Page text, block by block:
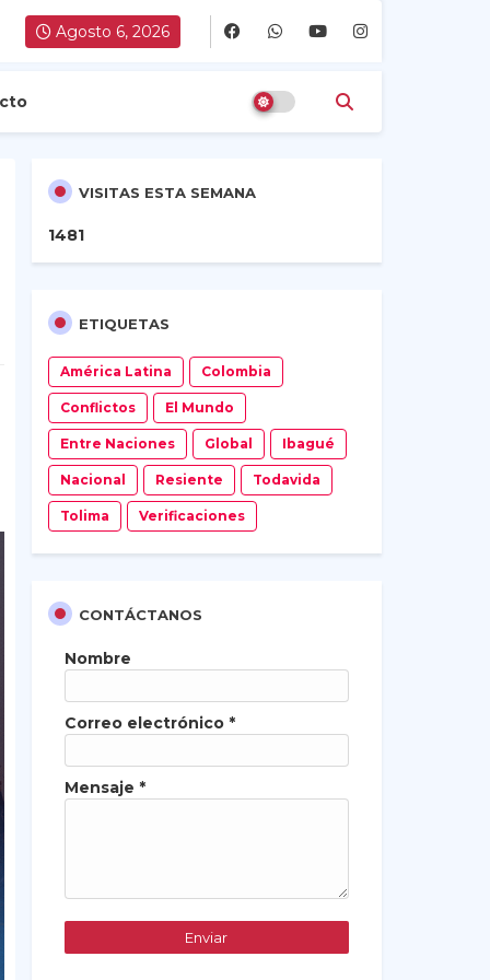
Agosto 6, 2026
VISITAS ESTA SEMANA
1481
ETIQUETAS
América Latina Colombia
Conflictos El Mundo
Entre Naciones Global Ibagué
Nacional Resiente Todavida
Tolima Verificaciones
CONTÁCTANOS
Nombre
Correo electrónico *
Mensaje *